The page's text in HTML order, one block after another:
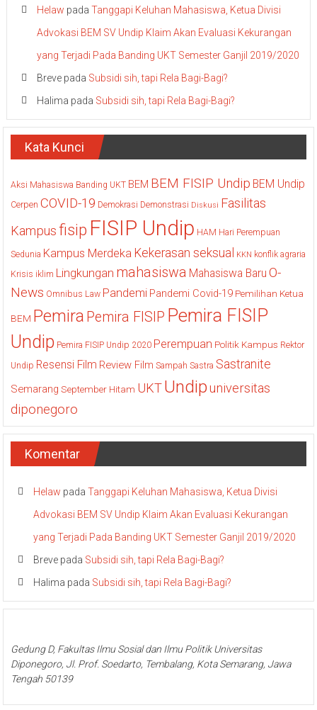
Helaw pada Tanggapi Keluhan Mahasiswa, Ketua Divisi
Advokasi BEM SV Undip Klaim Akan Evaluasi Kekurangan
yang Terjadi Pada Banding UKT Semester Ganjil 2019/2020
Brevepada Subsidi sih, tapi Rela Bagi-Bagi?
Halima pada Subsidi sih, tapi Rela Bagi-Bagi?
Kata Kunci
Aksi Mahasiswa Banding UKT BEM BEM FISIP Undip BEM Undip
Cerpen COVID-19 Demokrasi Demonstrasi Diskusi Fasilitas
Kampus fisip FISIP Undip HAM Hari Perempuan
Sedunia Kampus Merdeka Kekerasan seksual KKN konflik agraria
Krisis iklim Lingkungan mahasiswa Mahasiswa Baru O-
News Omnibus Law Pandemi Pandemi Covid-19 Pemilihan Ketua
BEM Pemira Pemira FISIP Pemira FISIP
Undip Pemira FISIP Undip 2020 Perempuan Politik Kampus Rektor
Undip Resensi Film Review Film Sampah Sastra Sastranite
Semarang September Hitam UKTUndipuniversitas
diponegoro
Komentar
Helaw padaTanggapi Keluhan Mahasiswa, Ketua Divisi
Advokasi BEM SV Undip Klaim Akan Evaluasi Kekurangan
yang Terjadi Pada Banding UKT Semester Ganjil 2019/2020
Breve pada Subsidi sih, tapi Rela Bagi-Bagi?
Halima pada Subsidi sih, tapi Rela Bagi-Bagi?
Gedung D, Fakultas Ilmu Sosial dan Ilmu Politik Universitas
Diponegoro, Jl. Prof. Soedarto, Tembalang, Kota Semarang, Jawa
Tengah 50139